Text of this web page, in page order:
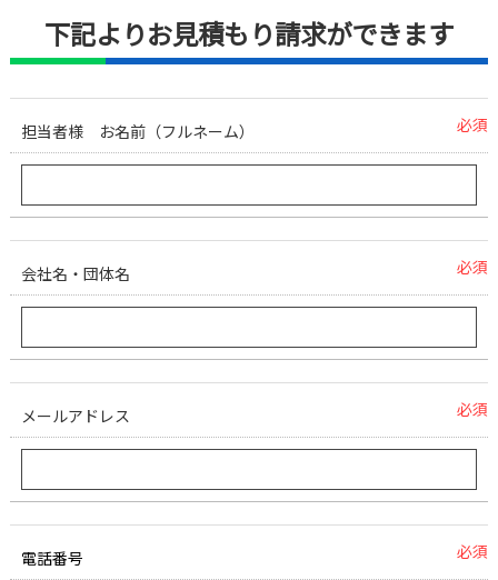
下記よりお見積もり請求ができます
担当者様 お名前（フルネーム） 必須
会社名・団体名 必須
メールアドレス 必須
電話番号 必須